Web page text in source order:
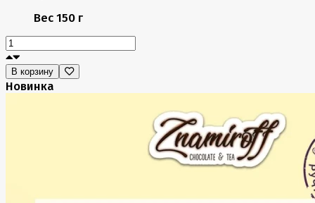
Вес 150 г
В корзину
Новинка